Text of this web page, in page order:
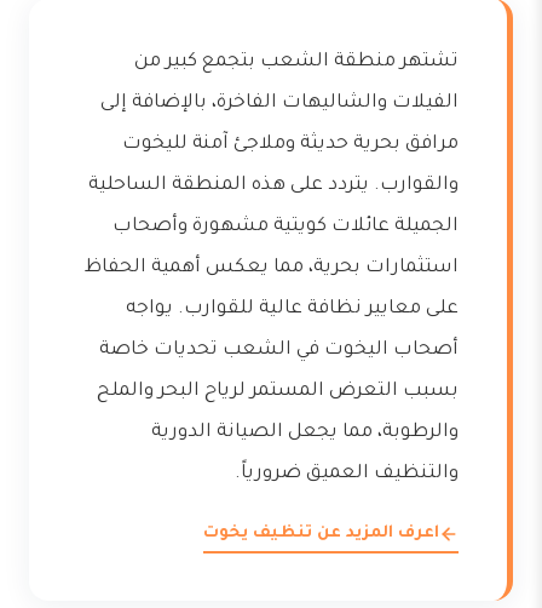
تشتهر منطقة الشعب بتجمع كبير من
الفيلات والشاليهات الفاخرة، بالإضافة إلى
مرافق بحرية حديثة وملاجئ آمنة لليخوت
والقوارب. يتردد على هذه المنطقة الساحلية
الجميلة عائلات كويتية مشهورة وأصحاب
استثمارات بحرية، مما يعكس أهمية الحفاظ
على معايير نظافة عالية للقوارب. يواجه
أصحاب اليخوت في الشعب تحديات خاصة
بسبب التعرض المستمر لرياح البحر والملح
والرطوبة، مما يجعل الصيانة الدورية
والتنظيف العميق ضرورياً.
اعرف المزيد عن تنظيف يخوت